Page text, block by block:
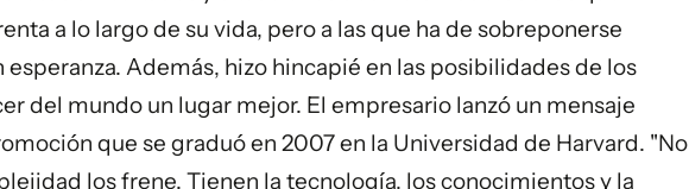
a lo largo de su vida, pero a las que ha de sobreponerse
esperanza. Además, hizo hincapié en las posibilidades de los
del mundo un lugar mejor. El empresario lanzó un mensaje
que se graduó en 2007 en la Universidad de Harvard. "No
los frene. Tienen la tecnología, los conocimientos y la